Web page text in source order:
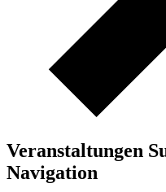
Veranstaltungen
Navigation